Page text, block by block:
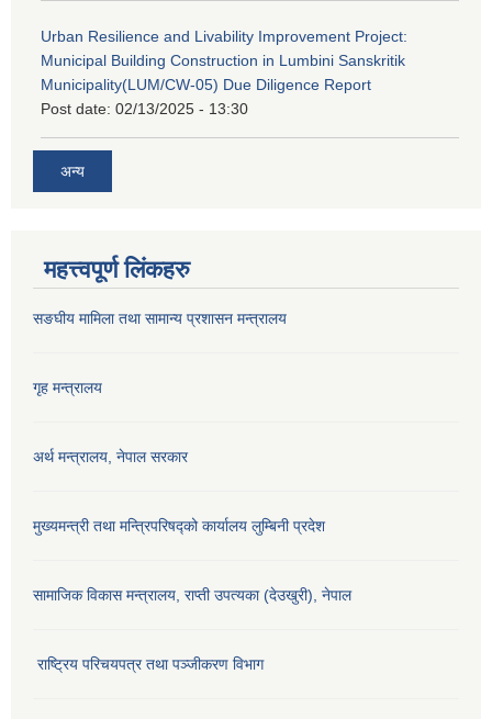
Urban Resilience and Livability Improvement Project:
Municipal Building Construction in Lumbini Sanskritik
Municipality(LUM/CW-05) Due Diligence Report
Post date: 02/13/2025 - 13:30
अन्य
महत्त्वपूर्ण लिंकहरु
सङघीय मामिला तथा सामान्य प्रशासन मन्‍त्रालय
गृह मन्त्रालय
अर्थ मन्त्रालय, नेपाल सरकार
मुख्यमन्त्री तथा मन्त्रिपरिषद्को कार्यालय लुम्बिनी प्रदेश
सामाजिक विकास मन्‍‍त्रालय, राप्ती उपत्यका (देउखुरी), नेपाल
राष्ट्रिय परिचयपत्र तथा पञ्जीकरण विभाग